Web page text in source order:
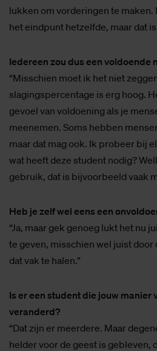
lukken om vorderingen te
het eindpunt hetzelfde, maar dat
Iedereen zou dus een voldoende
“Misschien moet ik het niet
slagingspercentage is erg hoog.
gevoel van voldoening als je
meenemen. Soms hebben
maar dat mag ook. Ik probeer bij
wat heeft deze student nodig?
gebruik, dat is bijvoorbeeld vaak
Heb je zelf wel eens een
“Ja, maar gek genoeg lukt het nu
te geven, misschien wel juist door
dat vak te halen.”
Is er een student die jouw manier
veranderd?
“Dat zijn er meerdere. Maar
helder voor de geest is gebleven,